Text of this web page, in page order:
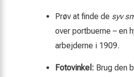
Prøv at finde de syv
over portbuerne – en
arbejderne i 1909.
Foto­vinkel: Brug den